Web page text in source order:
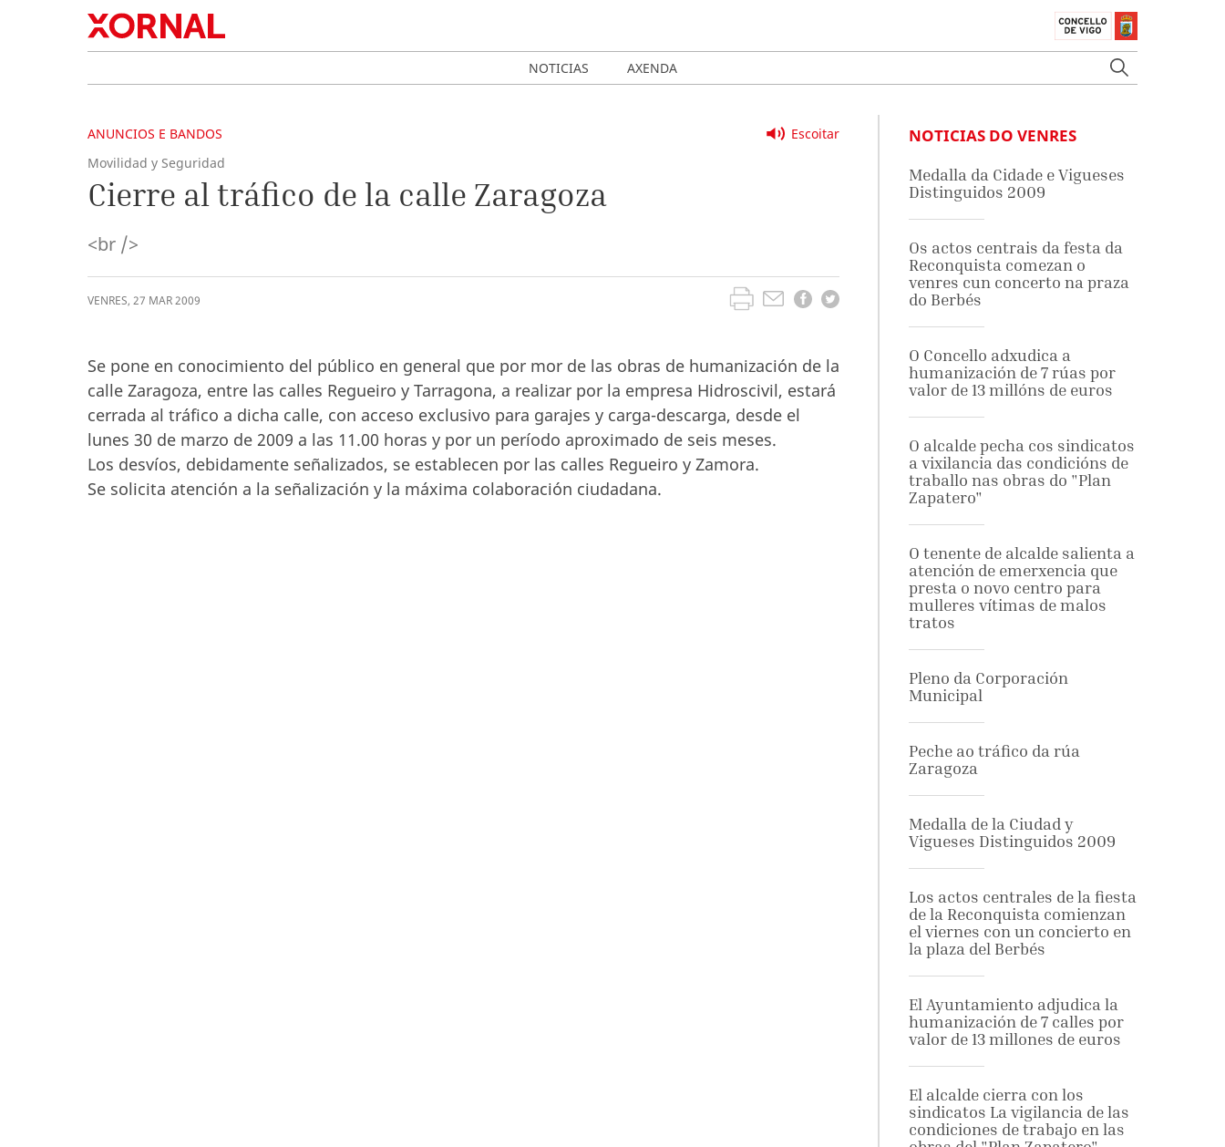
NOTICIAS AXENDA
Escoitar
ANUNCIOS E BANDOS
Movilidad y Seguridad
Cierre al tráfico de la calle Zaragoza
<br />
VENRES, 27 MAR2009
Se pone en conocimiento del público en general que por mor de las obras de humanización de la
calle Zaragoza, entre las calles Regueiro y Tarragona, a realizar por la empresa Hidroscivil, estará
cerrada al tráfico a dicha calle, con acceso exclusivo para garajes y carga-descarga, desde el
lunes 30 de marzo de 2009 a las 11.00 horas y por un período aproximado de seis meses.
Los desvíos, debidamente señalizados, se establecen por las calles Regueiro y Zamora.
Se solicita atención a la señalización y la máxima colaboración ciudadana.
NOTICIAS DO VENRES
Medalla da Cidade e Vigueses
Distinguidos 2009
Os actos centrais da festa da
Reconquista comezan o
venres cun concerto na praza
do Berbés
O Concello adxudica a
humanización de 7 rúas por
valor de 13 millóns de euros
O alcalde pecha cos sindicatos
a vixilancia das condicións de
traballo nas obras do "Plan
Zapatero"
O tenente de alcalde salienta a
atención de emerxencia que
presta o novo centro para
mulleres vítimas de malos
tratos
Pleno da Corporación
Municipal
Peche ao tráfico da rúa
Zaragoza
Medalla de la Ciudad y
Vigueses Distinguidos 2009
Los actos centrales de la fiesta
de la Reconquista comienzan
el viernes con un concierto en
la plaza del Berbés
El Ayuntamiento adjudica la
humanización de 7 calles por
valor de 13 millones de euros
El alcalde cierra con los
sindicatos La vigilancia de las
condiciones de trabajo en las